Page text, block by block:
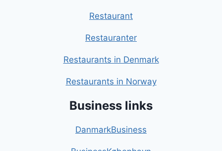
Restaurant
Restauranter
Restaurants in Denmark
Restaurants in Norway
Business links
DanmarkBusiness